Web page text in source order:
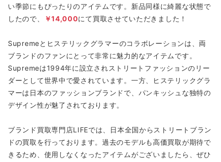
い季節にもぴったりのアイテムです。新品同様に綺麗な状態で
したので、
￥14,000にて買取させていただきました！
Supremeとヒステリックグラマーのコラボレーションは、両
ブランドのファンにとって非常に魅力的なアイテムです。
Supremeは1994年に設立されストリートファッションのリー
ダーとして世界中で愛されています。一方、ヒステリックグラ
マーは日本のファッションブランドで、パンキッシュな独特の
デザイン性が魅了されております。
ブランド買取専門店LIFEでは、日本全国からストリートブラン
ドの買取を行っております。過去のモデルも高価買取が期待で
きるため、使用しなくなったアイテムがございましたら、ぜひ